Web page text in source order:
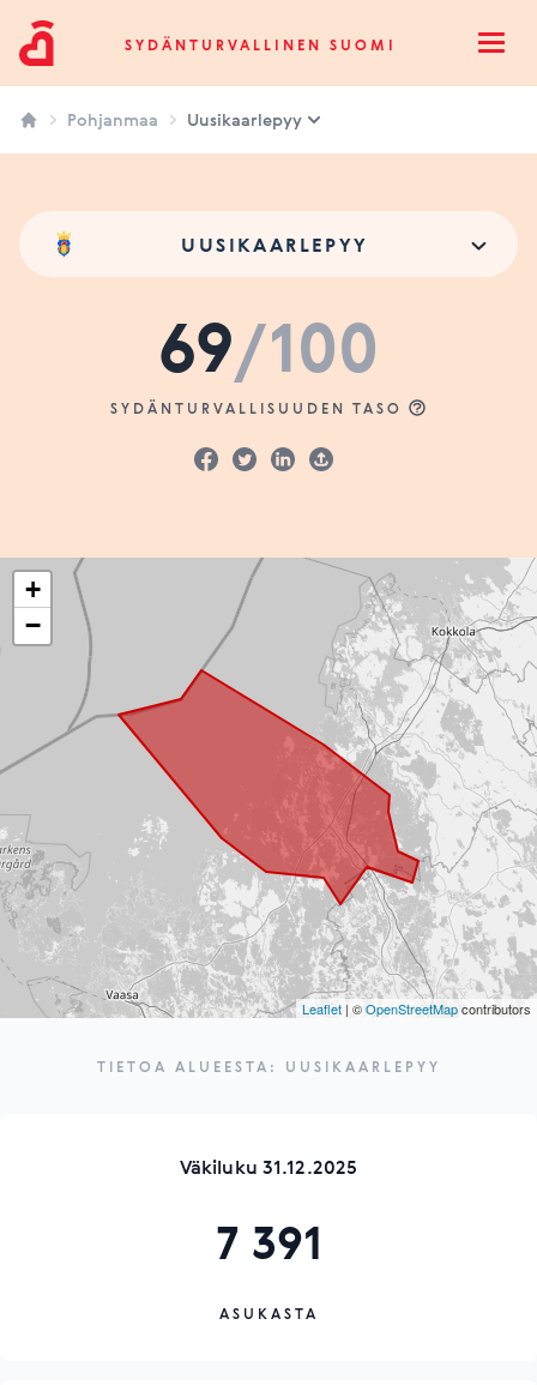
Sydänturvallinen SuomiSYDÄNTURVALLINEN SUOMI
Pohjanmaa Uusikaarlepyy
UUSIKAARLEPYY
69/100
SYDÄNTURVALLISUUDEN TASO
+
−
Leaflet | ©OpenStreetMapcontributors
TIETOA ALUEESTA: UUSIKAARLEPYY
Väkiluku 31.12.2025
7 391
ASUKASTA